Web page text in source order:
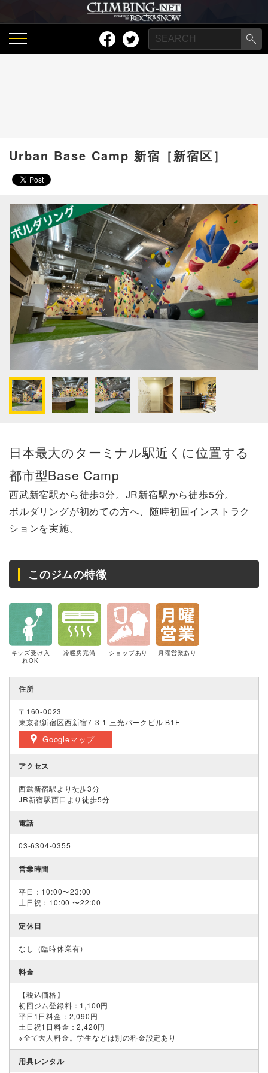
Urban Base Camp 新宿［新宿区］
日本最大のターミナル駅近くに位置する
都市型Base Camp
西武新宿駅から徒歩3分。JR新宿駅から徒歩5分。
ボルダリングが初めての方へ、随時初回インストラク
ションを実施。
このジムの特徴
キッズ受け入
れOK
冷暖房完備 ショップあり 月曜営業あり
住所
〒160-0023
東京都新宿区西新宿7-3-1 三光パークビル B1F
Googleマップ
アクセス
西武新宿駅より徒歩3分
JR新宿駅西口より徒歩5分
電話
03-6304-0355
営業時間
平日：10:00〜23:00
土日祝：10:00 〜22:00
定休日
なし（臨時休業有）
料金
【税込価格】
初回ジム登録料：1,100円
平日1日料金：2,090円
土日祝1日料金：2,420円
※全て大人料金。学生などは別の料金設定あり
用具レンタル